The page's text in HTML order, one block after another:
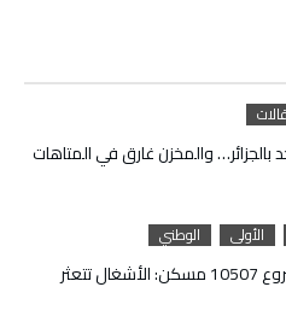
بالجزائر… والمخزن غارق في المتاهات
الأولى الوطني
عدل 2 – مشروع 10507 مسكن: الأشغال تتعثر